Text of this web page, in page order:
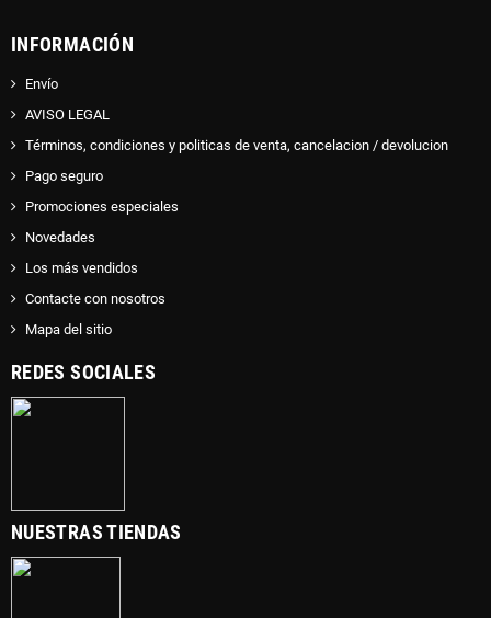
INFORMACIÓN
Envío
AVISO LEGAL
Términos, condiciones y politicas de venta, cancelacion / devolucion
Pago seguro
Promociones especiales
Novedades
Los más vendidos
Contacte con nosotros
Mapa del sitio
REDES SOCIALES
NUESTRAS TIENDAS